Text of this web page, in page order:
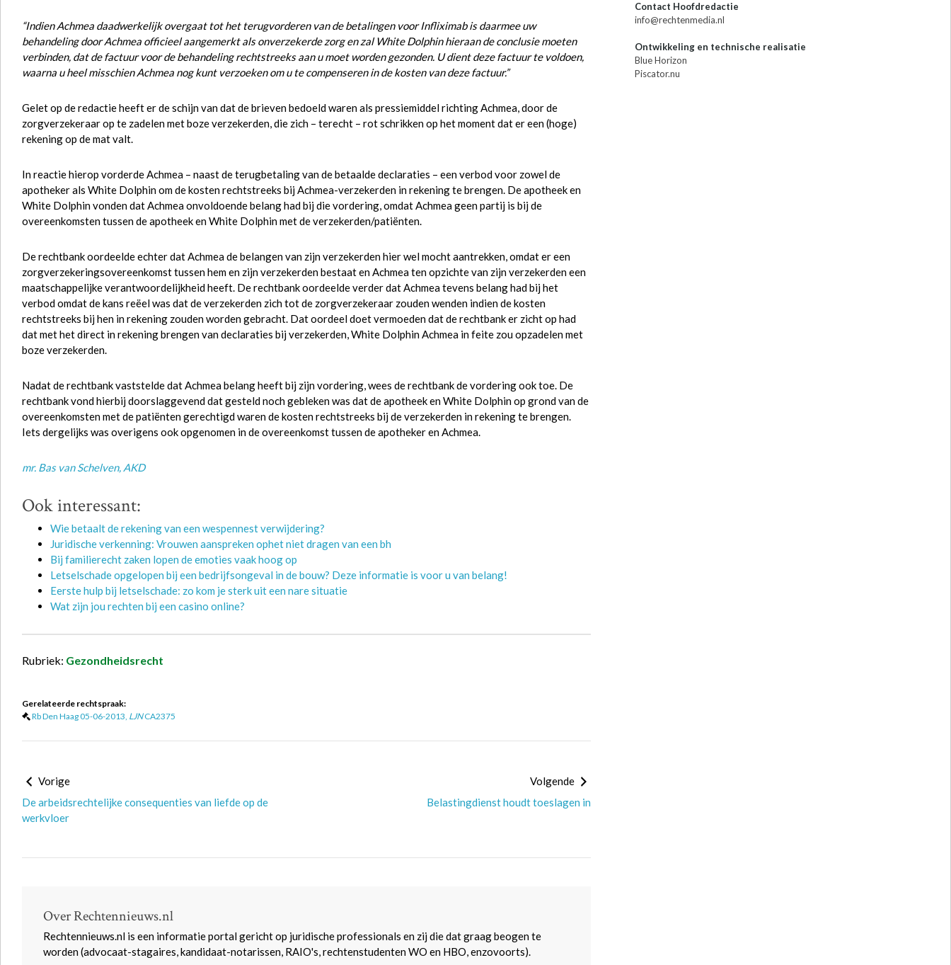
“Indien Achmea daadwerkelijk overgaat tot het terugvorderen van de betalingen voor Infliximab is daarmee uw
behandeling door Achmea officieel aangemerkt als onverzekerde zorg en zal White Dolphin hieraan de conclusie moeten
verbinden, dat de factuur voor de behandeling rechtstreeks aan u moet worden gezonden. U dient deze factuur te voldoen,
waarna u heel misschien Achmea nog kunt verzoeken om u te compenseren in de kosten van deze factuur.”
Gelet op de redactie heeft er de schijn van dat de brieven bedoeld waren als pressiemiddel richting Achmea, door de
zorgverzekeraar op te zadelen met boze verzekerden, die zich – terecht – rot schrikken op het moment dat er een (hoge)
rekening op de mat valt.
In reactie hierop vorderde Achmea – naast de terugbetaling van de betaalde declaraties – een verbod voor zowel de
apotheker als White Dolphin om de kosten rechtstreeks bij Achmea-verzekerden in rekening te brengen. De apotheek en
White Dolphin vonden dat Achmea onvoldoende belang had bij die vordering, omdat Achmea geen partij is bij de
overeenkomsten tussen de apotheek en White Dolphin met de verzekerden/patiënten.
De rechtbank oordeelde echter dat Achmea de belangen van zijn verzekerden hier wel mocht aantrekken, omdat er een
zorgverzekeringsovereenkomst tussen hem en zijn verzekerden bestaat en Achmea ten opzichte van zijn verzekerden een
maatschappelijke verantwoordelijkheid heeft. De rechtbank oordeelde verder dat Achmea tevens belang had bij het
verbod omdat de kans reëel was dat de verzekerden zich tot de zorgverzekeraar zouden wenden indien de kosten
rechtstreeks bij hen in rekening zouden worden gebracht. Dat oordeel doet vermoeden dat de rechtbank er zicht op had
dat met het direct in rekening brengen van declaraties bij verzekerden, White Dolphin Achmea in feite zou opzadelen met
boze verzekerden.
Nadat de rechtbank vaststelde dat Achmea belang heeft bij zijn vordering, wees de rechtbank de vordering ook toe. De
rechtbank vond hierbij doorslaggevend dat gesteld noch gebleken was dat de apotheek en White Dolphin op grond van de
overeenkomsten met de patiënten gerechtigd waren de kosten rechtstreeks bij de verzekerden in rekening te brengen.
Iets dergelijks was overigens ook opgenomen in de overeenkomst tussen de apotheker en Achmea.
mr. Bas van Schelven, AKD
Ook interessant:
Wie betaalt de rekening van een wespennest verwijdering?
Juridische verkenning: Vrouwen aanspreken ophet niet dragen van een bh
Bij familierecht zaken lopen de emoties vaak hoog op
Letselschade opgelopen bij een bedrijfsongeval in de bouw? Deze informatie is voor u van belang!
Eerste hulp bij letselschade: zo kom je sterk uit een nare situatie
Wat zijn jou rechten bij een casino online?
Rubriek: Gezondheidsrecht
Gerelateerde rechtspraak:
Rb Den Haag 05-06-2013, LJNCA2375
Vorige
De arbeidsrechtelijke consequenties van liefde op de
werkvloer
Volgende
Belastingdienst houdt toeslagen in
Over Rechtennieuws.nl
Rechtennieuws.nl is een informatie portal gericht op juridische professionals en zij die dat graag beogen te
worden (advocaat-stagaires, kandidaat-notarissen, RAIO's, rechtenstudenten WO en HBO, enzovoorts).
Contact Hoofdredactie
info@rechtenmedia.nl
Ontwikkeling en technische realisatie
Blue Horizon
Piscator.nu